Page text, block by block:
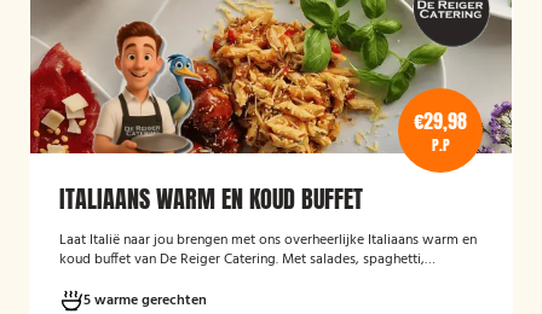
€29,98
P.P
ITALIAANS WARM EN KOUD BUFFET
Laat Italië naar jou brengen met ons overheerlijke Italiaans warm en
koud buffet van De Reiger Catering. Met salades, spaghetti,
5 warme gerechten